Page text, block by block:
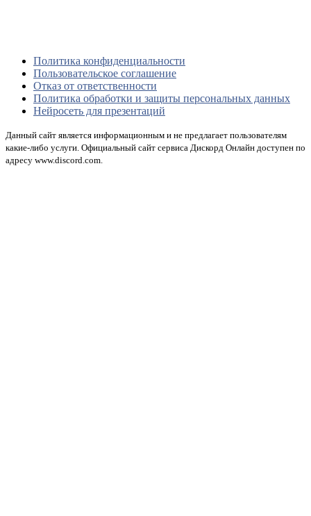
Политика конфиденциальности
Пользовательское соглашение
Отказ от ответственности
Политика обработки и защиты персональных данных
Нейросеть для презентаций
Данный сайт является информационным и не предлагает пользователям
какие-либо услуги. Официальный сайт сервиса Дискорд Онлайн доступен по
адресу www.discord.com.